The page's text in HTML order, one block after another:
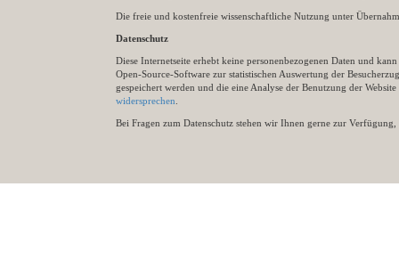
Die freie und kostenfreie wissenschaftliche Nutzung unter
Datenschutz
Diese Internetseite erhebt keine personenbezogenen Daten und
Open-Source-Software zur statistischen Auswertung der
gespeichert werden und die eine Analyse der Benutzung der
widersprechen
Bei Fragen zum Datenschutz stehen wir Ihnen gerne zur